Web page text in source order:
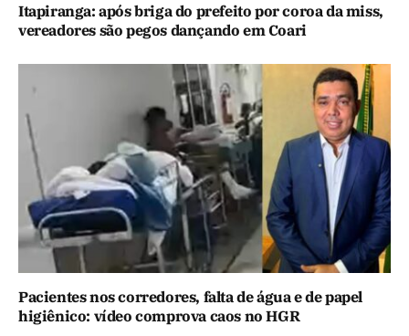
Itapiranga: após briga do prefeito por coroa da miss,
vereadores são pegos dançando em Coari
Pacientes nos corredores, falta de água e de papel
higiênico: vídeo comprova caos no HGR